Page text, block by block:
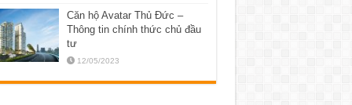
Căn hộ Avatar Thủ Đức –
Thông tin chính thức chủ đầu
tư
12/05/2023